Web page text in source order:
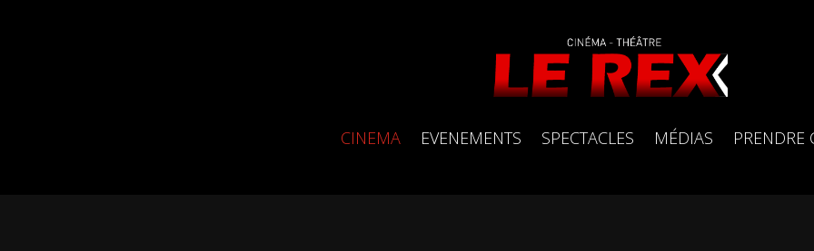
CINEMA EVENEMENTS SPECTACLES MÉDIAS PRENDRE